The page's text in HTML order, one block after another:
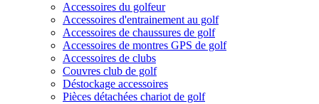
Accessoires du golfeur
Accessoires d'entrainement au golf
Accessoires de chaussures de golf
Accessoires de montres GPS de golf
Accessoires de clubs
Couvres club de golf
Déstockage accessoires
Pièces détachées chariot de golf